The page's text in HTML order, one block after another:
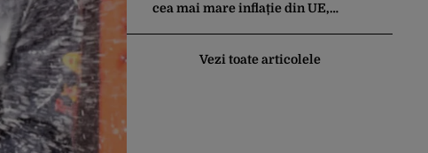
cea mai mare inflație din UE,
energetică de la Revoluție încoace.
Vezi toate articolele